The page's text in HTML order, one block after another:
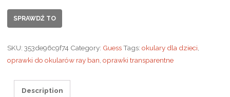
SPRAWDŹ TO
SKU: 353de96c9f74 Category: Guess Tags: okulary dla dzieci
oprawki do okularów ray ban oprawki transparentne
Description